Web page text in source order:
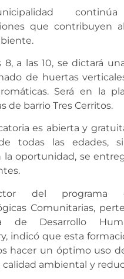
que contribuyen
8, a las 10, se dictará
de huertas
Será en la
de barrio Tres Cerritos.
es abierta y
todas las edades,
la oportunidad, se
del programa
Comunitarias,
de Desarrollo
indicó que esta
hacer un óptimo uso
calidad ambiental y